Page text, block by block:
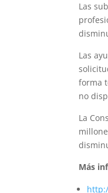
Las
Las
forma
no
La
Más